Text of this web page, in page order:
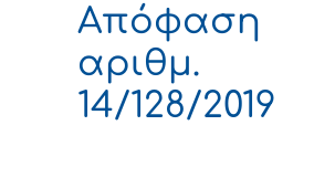
Απόφαση
αριθμ.
14/128/2019